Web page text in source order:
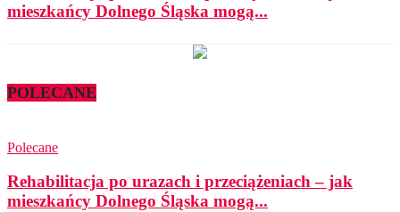
mieszkańcy Dolnego Śląska mogą...
POLECANE
Polecane
Rehabilitacja po urazach i przeciążeniach – jak
mieszkańcy Dolnego Śląska mogą...